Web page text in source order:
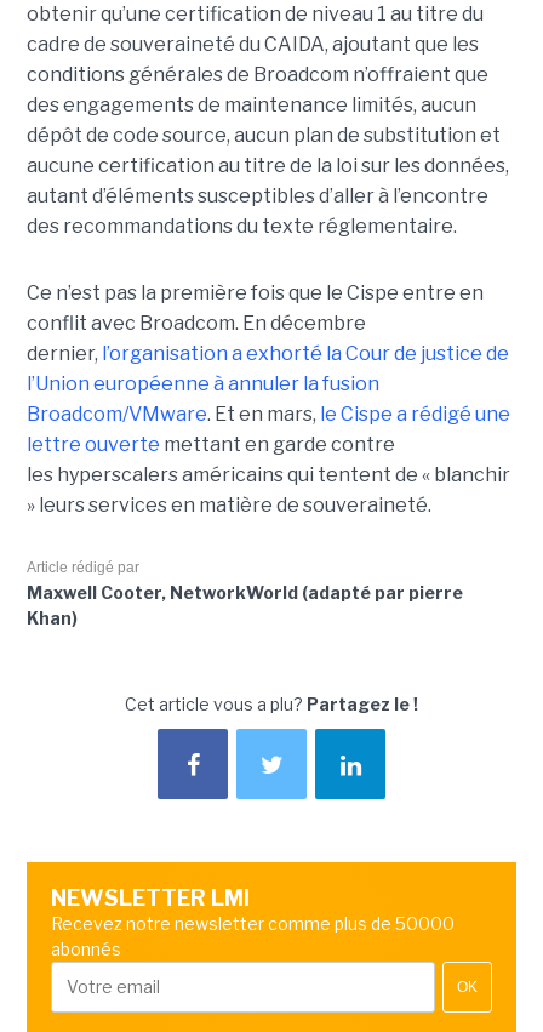
obtenir qu’une certification de niveau 1 au titre du
cadre de souveraineté du CAIDA, ajoutant que les
conditions générales de Broadcom n’offraient que
des engagements de maintenance limités, aucun
dépôt de code source, aucun plan de substitution et
aucune certification au titre de la loi sur les données,
autant d’éléments susceptibles d’aller à l’encontre
des recommandations du texte réglementaire.
Ce n’est pas la première fois que le Cispe entre en
conflit avec Broadcom. En décembre
dernier, l’organisation a exhorté la Cour de justice de
l’Union européenne à annuler la fusion
Broadcom/VMware. Et en mars, le Cispe a rédigé une
lettre ouverte mettant en garde contre
les hyperscalers américains qui tentent de « blanchir
» leurs services en matière de souveraineté.
Article rédigé par
Maxwell Cooter, NetworkWorld (adapté par pierre
Khan)
Cet article vous a plu? Partagez le !
NEWSLETTER LMI
Recevez notre newsletter comme plus de 50000
abonnés
OK